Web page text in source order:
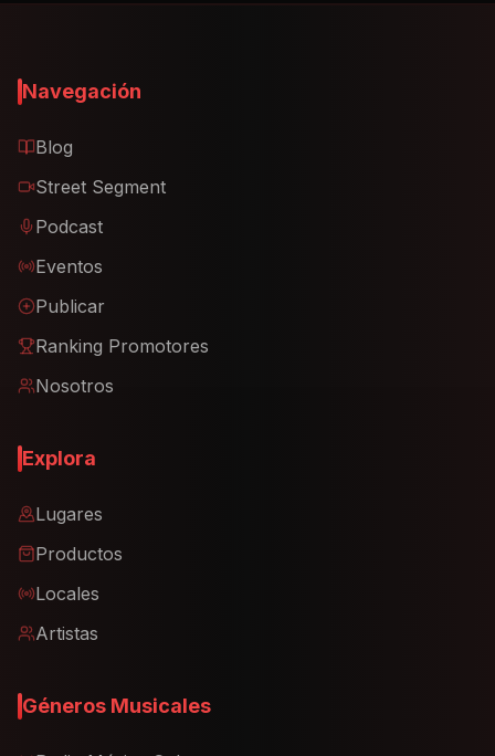
Navegación
Blog
Street Segment
Podcast
Eventos
Publicar
Ranking Promotores
Nosotros
Explora
Lugares
Productos
Locales
Artistas
Géneros Musicales